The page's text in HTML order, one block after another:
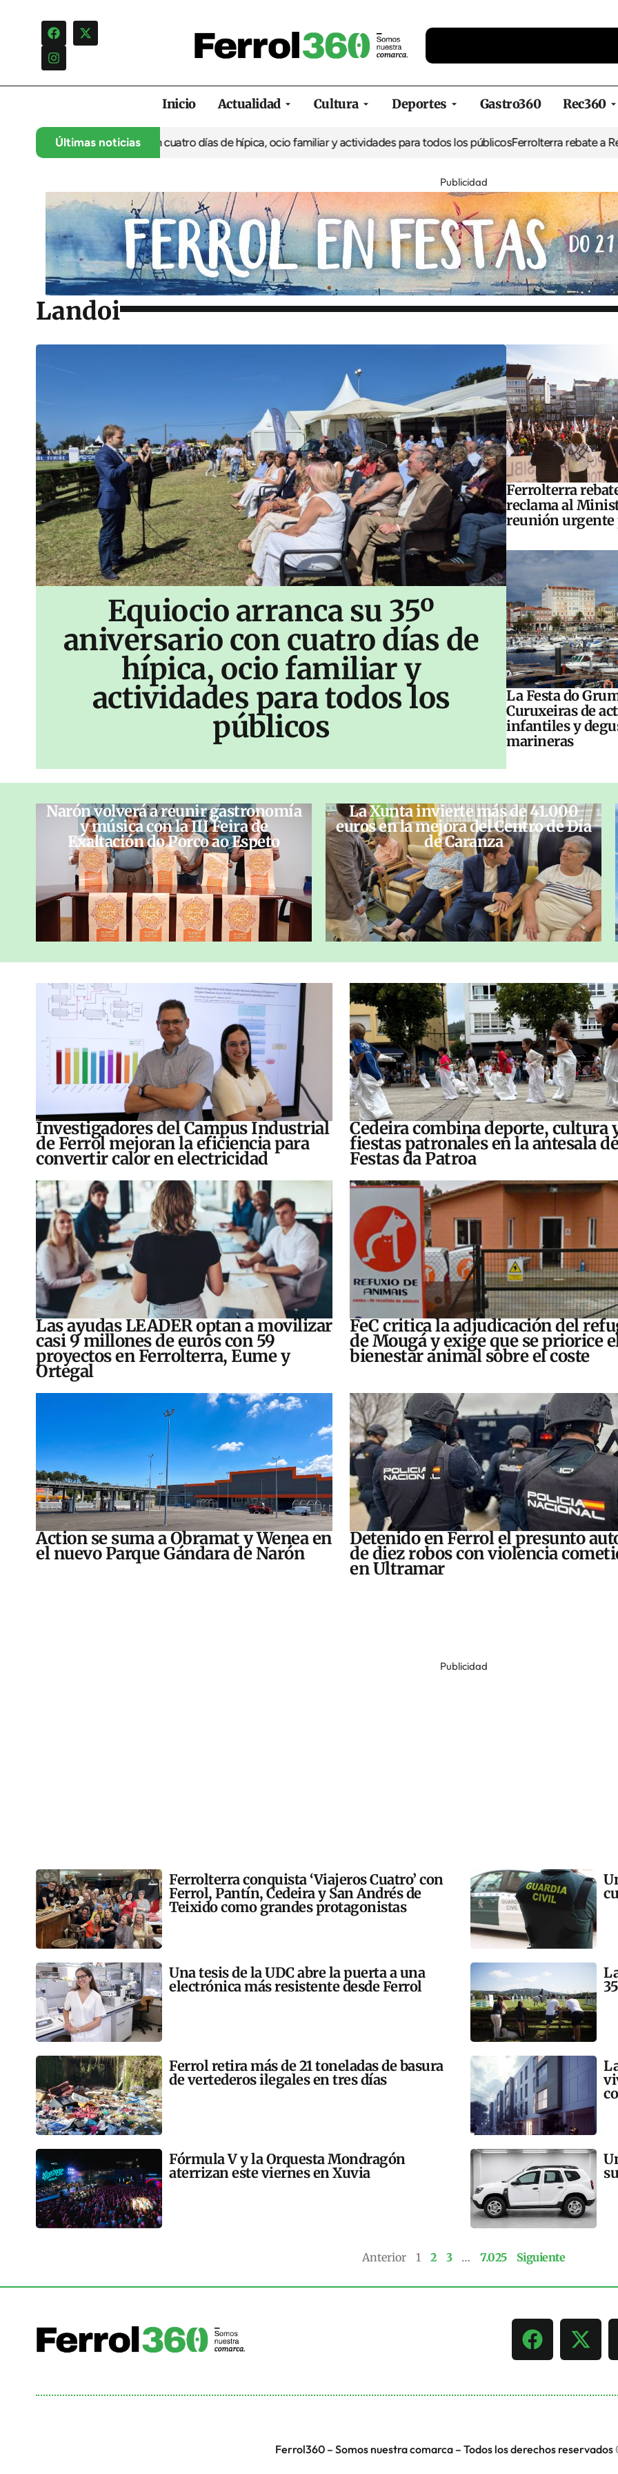
Inicio Actualidad Cultura Deportes Gastro360 Rec360
Últimas noticias
su 35º aniversario con cuatro días de hípica, ocio familiar y actividades para todos los públicosFerrolterra rebate a Renfe y
Publicidad
Landoi
Equiocio arranca su 35º
aniversario con cuatro días de
hípica, ocio familiar y
actividades para todos los
públicos
Ferrolterra
reclama al
reunión urgente
La Festa do
Curuxeiras de
infantiles y
marineras
Narón volverá a reunir gastronomía
y música con la III Feira de
Exaltación do Porco ao Espeto
La Xunta invierte más de 41.000
euros en la mejora del Centro de Día
de Caranza
Investigadores del Campus Industrial
de Ferrol mejoran la eficiencia para
convertir calor en electricidad
Cedeira combina deporte, cultura
fiestas patronales en la antesala
Festas da Patroa
Las ayudas LEADER optan a movilizar
casi 9 millones de euros con 59
proyectos en Ferrolterra, Eume y
Ortegal
FeC critica la adjudicación del
de Mougá y exige que se priorice
bienestar animal sobre el coste
Action se suma a Obramat y Wenea en
el nuevo Parque Gándara de Narón
Detenido en Ferrol el presunto
de diez robos con violencia
en Ultramar
Publicidad
Ferrolterra conquista ‘Viajeros Cuatro’ con
Ferrol, Pantín, Cedeira y San Andrés de
Teixido como grandes protagonistas
Una tesis de la UDC abre la puerta a una
electrónica más resistente desde Ferrol
Ferrol retira más de 21 toneladas de basura
de vertederos ilegales en tres días
Fórmula V y la Orquesta Mondragón
aterrizan este viernes en Xuvia
Anterior 1 2 3 … 7.025 Siguiente
Ferrol360 – Somos nuestra comarca – Todos los derechos